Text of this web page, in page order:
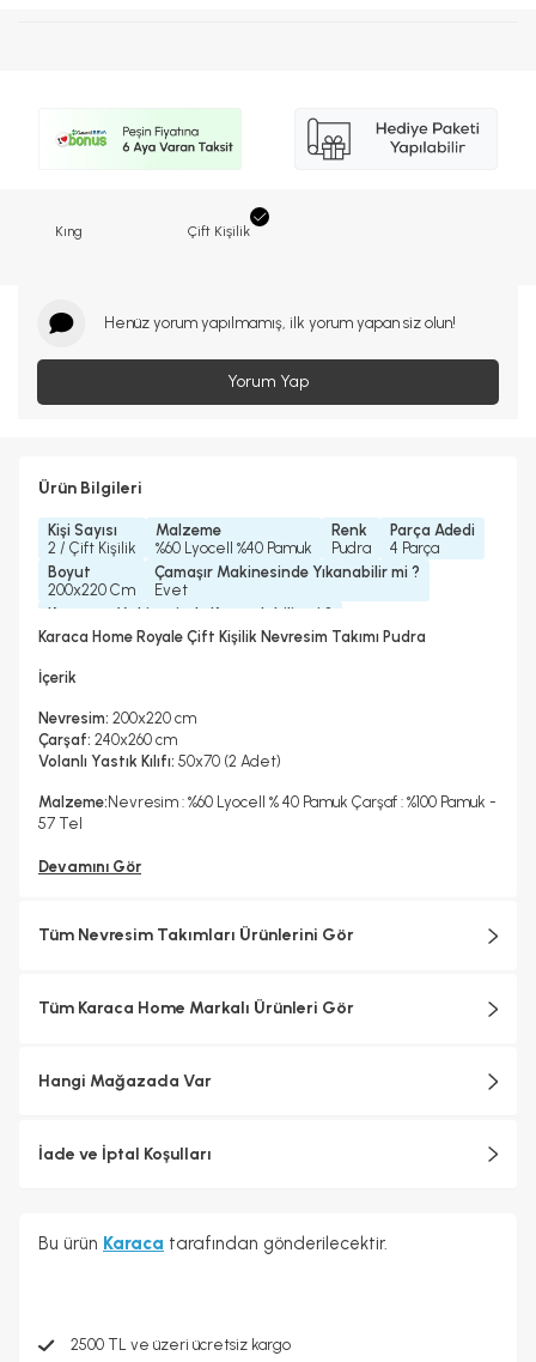
Kıng Çift Kişilik
Henüz yorum yapılmamış, ilk yorum yapan siz olun!
Yorum Yap
Ürün Bilgileri
Kişi Sayısı
2 / Çift Kişilik
Malzeme
%60 Lyocell %40 Pamuk
Renk
Pudra
Parça Adedi
4 Parça
Boyut
200x220 Cm
Çamaşır Makinesinde Yıkanabilir mi ?
Evet
Kurutma Makinesinde Kurutulabilir mi ?
Hayır
Hayır
Karaca Home Royale Çift Kişilik Nevresim Takımı Pudra
İçerik
Nevresim: 200x220 cm
Çarşaf: 240x260 cm
Volanlı Yastık Kılıfı: 50x70 (2 Adet)
Malzeme: Nevresim : %60 Lyocell % 40 Pamuk Çarşaf : %100 Pamuk -
57 Tel
Devamını Gör
Tüm Nevresim Takımları Ürünlerini Gör
Tüm Karaca Home Markalı Ürünleri Gör
Hangi Mağazada Var
İade ve İptal Koşulları
Bu ürün Karaca tarafından gönderilecektir.
2500 TL ve üzeri ücretsiz kargo